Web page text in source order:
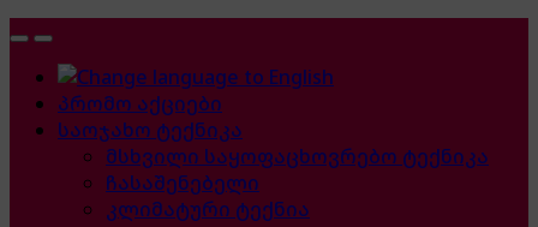
პრომო აქციები
საოჯახო ტექნიკა
მსხვილი საყოფაცხოვრებო ტექნიკა
ჩასაშენებელი
კლიმატური ტექნია